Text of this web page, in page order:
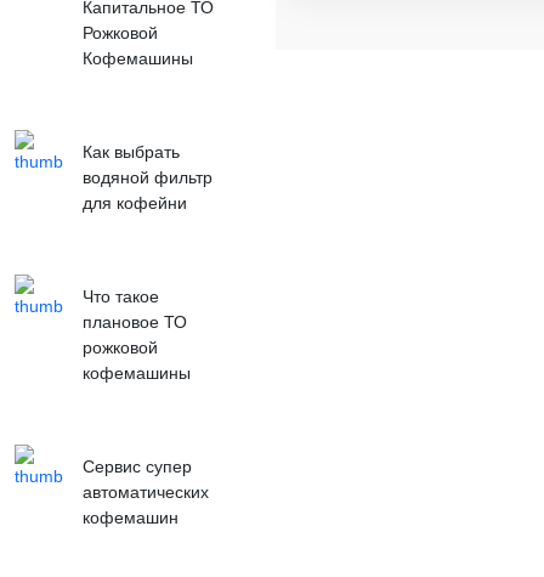
Капитальное ТО
Рожковой
Кофемашины
Как выбрать
водяной фильтр
для кофейни
Что такое
плановое ТО
рожковой
кофемашины
Сервис супер
автоматических
кофемашин